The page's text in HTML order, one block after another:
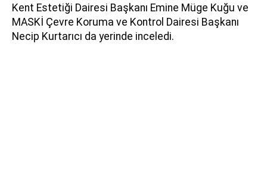
Kent Estetiği Dairesi Başkanı Emine Müge Kuğu ve
MASKİ Çevre Koruma ve Kontrol Dairesi Başkanı
Necip Kurtarıcı da yerinde inceledi.